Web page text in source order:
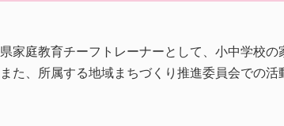
家庭教育チーフトレーナーとして、小中学校の
た、所属する地域まちづくり推進委員会での